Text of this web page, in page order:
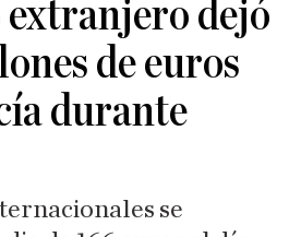
dejó
de euros
durante
se